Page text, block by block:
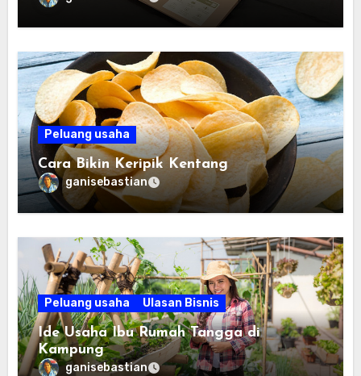
Peluang usaha
Cara Bikin Keripik Kentang
ganisebastian
Peluang usaha Ulasan Bisnis
Ide Usaha Ibu Rumah Tangga di
Kampung
ganisebastian